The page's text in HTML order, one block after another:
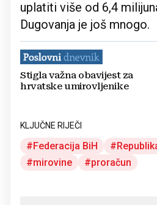
uplatiti više od 6,4
Dugovanja je još mnogo.
Stigla važna obavijest za
hrvatske umirovljenike
KLJUČNE RIJEČI
Federacija BiH
mirovine
proračun